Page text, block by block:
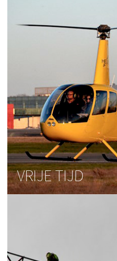
VRIJE TIJD